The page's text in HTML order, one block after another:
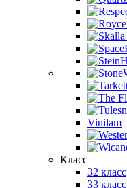
Vinilam
Класс
32 класс
33 класс